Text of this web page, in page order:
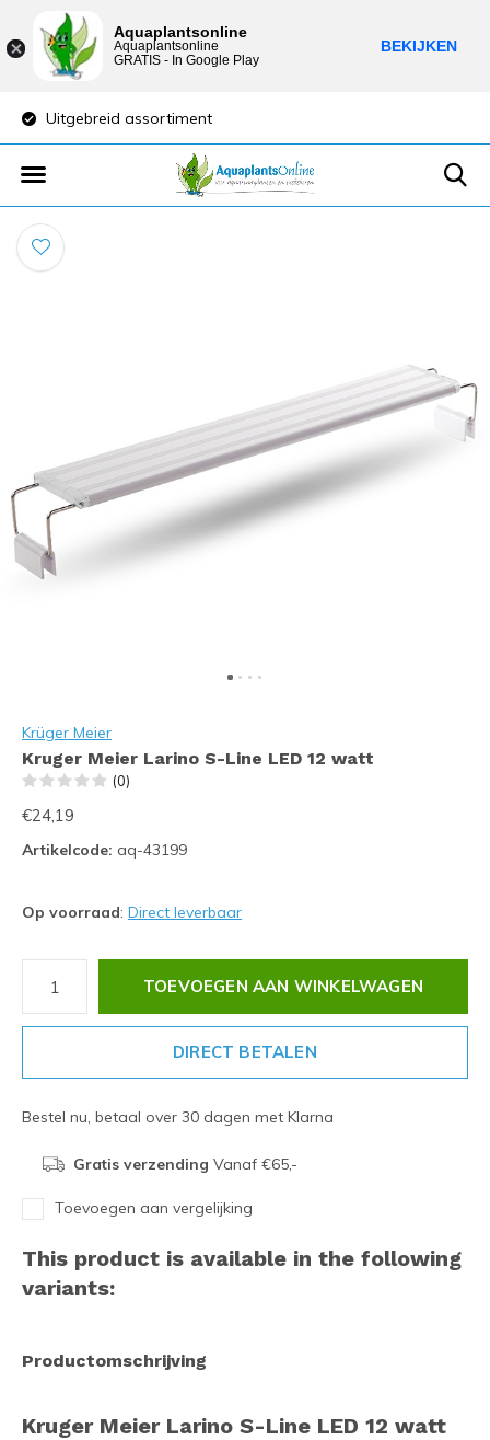
Uitgebreid assortiment
Krüger Meier
Kruger Meier Larino S-Line LED 12 watt
(0)
€24,19
Artikelcode: aq-43199
Op voorraad: Direct leverbaar
TOEVOEGEN AAN WINKELWAGEN
DIRECT BETALEN
Bestel nu, betaal over 30 dagen met Klarna
Gratis verzending Vanaf €65,-
Toevoegen aan vergelijking
This product is available in the following
variants:
Productomschrijving
Kruger Meier Larino S-Line LED 12 watt
Aquaplantsonline
Aquaplantsonline
GRATIS - In Google Play
BEKIJKEN